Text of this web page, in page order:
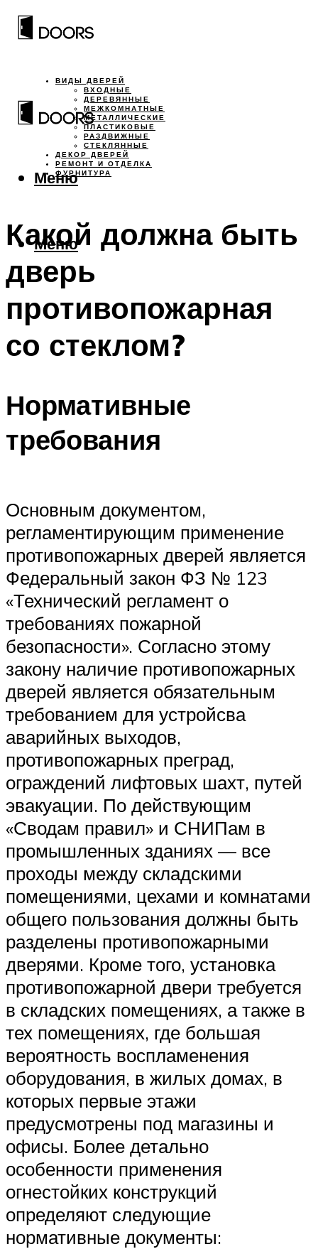
ВИДЫ ДВЕРЕЙ
ВХОДНЫЕ
ДЕРЕВЯННЫЕ
МЕЖКОМНАТНЫЕ
МЕТАЛЛИЧЕСКИЕ
ПЛАСТИКОВЫЕ
РАЗДВИЖНЫЕ
СТЕКЛЯННЫЕ
ДЕКОР ДВЕРЕЙ
РЕМОНТ И ОТДЕЛКА
ФУРНИТУРА
Меню
Меню
Какой должна быть
дверь
противопожарная
со стеклом?
Нормативные
требования
Основным документом,
регламентирующим применение
противопожарных дверей является
Федеральный закон ФЗ № 123
«Технический регламент о
требованиях пожарной
безопасности». Согласно этому
закону наличие противопожарных
дверей является обязательным
требованием для устройсва
аварийных выходов,
противопожарных преград,
ограждений лифтовых шахт, путей
эвакуации. По действующим
«Сводам правил» и СНИПам в
промышленных зданиях — все
проходы между складскими
помещениями, цехами и комнатами
общего пользования должны быть
разделены противопожарными
дверями. Кроме того, установка
противопожарной двери требуется
в складских помещениях, а также в
тех помещениях, где большая
вероятность воспламенения
оборудования, в жилых домах, в
которых первые этажи
предусмотрены под магазины и
офисы. Более детально
особенности применения
огнестойких конструкций
определяют следующие
нормативные документы: